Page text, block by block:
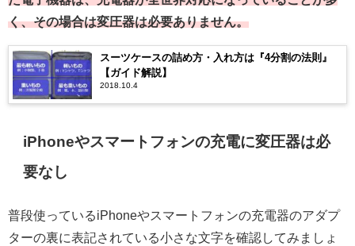
く、その場合は変圧器は必要ありません。
スーツケースの詰め方・入れ方は『4分割の法則』
【ガイド解説】
2018.10.4
iPhoneやスマートフォンの充電に変圧器は必
要なし
普段使っているiPhoneやスマートフォンの充電器のアダプ
ターの裏に表記されている小さな文字を確認してみましょ